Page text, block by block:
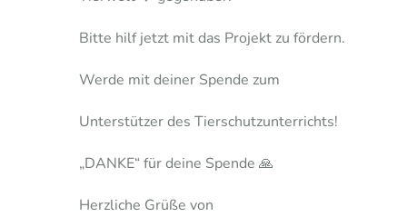
Bitte hilf jetzt mit das Projekt zu fördern.
Werde mit deiner Spende zum
Unterstützer des Tierschutzunterrichts!
„DANKE“ für deine Spende 🙏
Herzliche Grüße von